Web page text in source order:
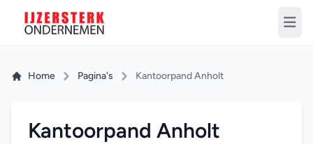
Home Pagina's Kantoorpand Anholt
Kantoorpand Anholt